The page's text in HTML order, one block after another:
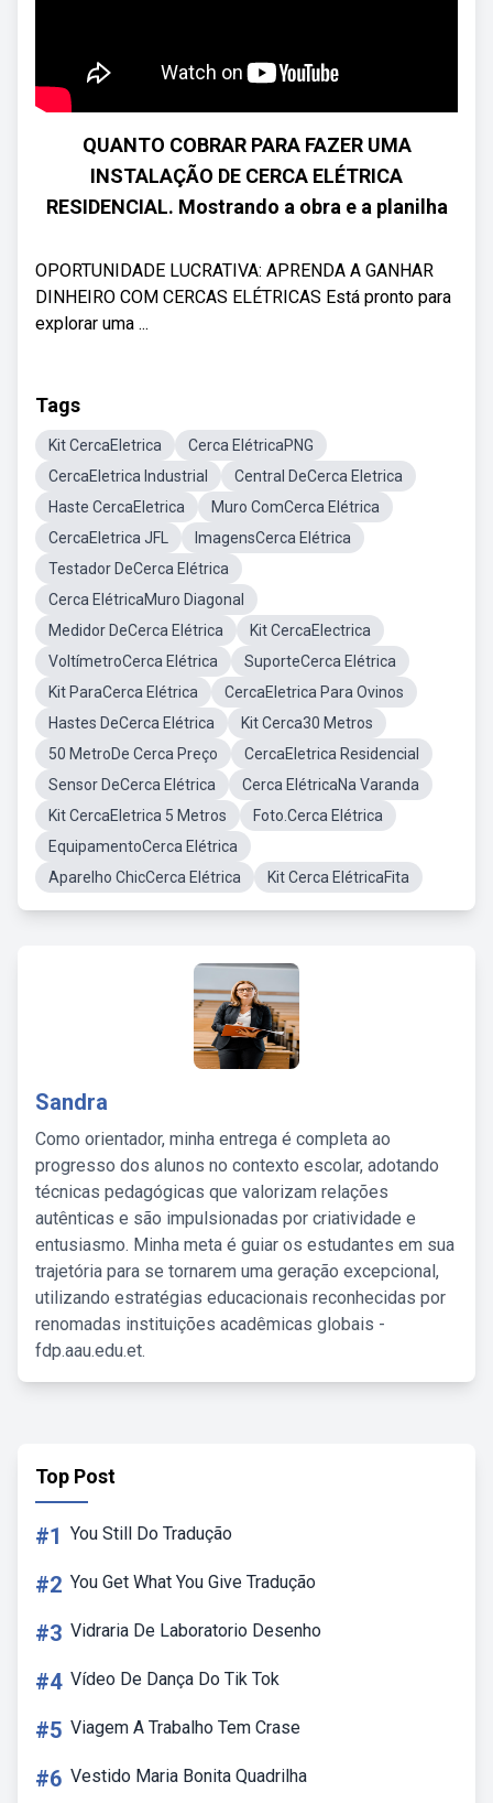
QUANTO COBRAR PARA FAZER UMA
INSTALAÇÃO DE CERCA ELÉTRICA
RESIDENCIAL. Mostrando a obra e a planilha
OPORTUNIDADE LUCRATIVA: APRENDA A GANHAR
DINHEIRO COM CERCAS ELÉTRICAS Está pronto para
explorar uma ...
Tags
Kit CercaEletrica
Cerca ElétricaPNG
CercaEletrica Industrial
Central DeCerca Eletrica
Haste CercaEletrica
Muro ComCerca Elétrica
CercaEletrica JFL
ImagensCerca Elétrica
Testador DeCerca Elétrica
Cerca ElétricaMuro Diagonal
Medidor DeCerca Elétrica
Kit CercaElectrica
VoltímetroCerca Elétrica
SuporteCerca Elétrica
Kit ParaCerca Elétrica
CercaEletrica Para Ovinos
Hastes DeCerca Elétrica
Kit Cerca30 Metros
50 MetroDe Cerca Preço
CercaEletrica Residencial
Sensor DeCerca Elétrica
Cerca ElétricaNa Varanda
Kit CercaEletrica 5 Metros
Foto.Cerca Elétrica
EquipamentoCerca Elétrica
Aparelho ChicCerca Elétrica
Kit Cerca ElétricaFita
Sandra
Como orientador, minha entrega é completa ao
progresso dos alunos no contexto escolar, adotando
técnicas pedagógicas que valorizam relações
autênticas e são impulsionadas por criatividade e
entusiasmo. Minha meta é guiar os estudantes em sua
trajetória para se tornarem uma geração excepcional,
utilizando estratégias educacionais reconhecidas por
renomadas instituições acadêmicas globais -
fdp.aau.edu.et.
Top Post
#1 You Still Do Tradução
#2 You Get What You Give Tradução
#3 Vidraria De Laboratorio Desenho
#4 Vídeo De Dança Do Tik Tok
#5 Viagem A Trabalho Tem Crase
#6 Vestido Maria Bonita Quadrilha